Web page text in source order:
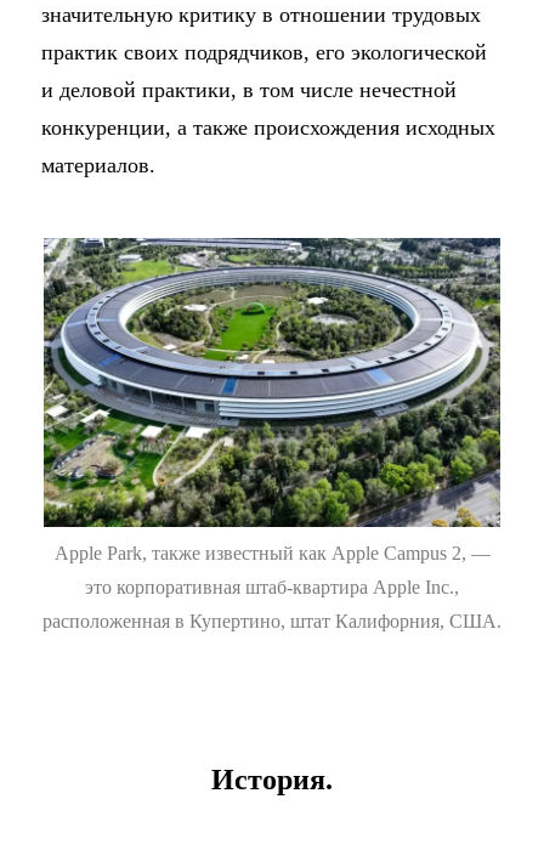
значительную критику в отношении трудовых
практик своих подрядчиков, его экологической
и деловой практики, в том числе нечестной
конкуренции, а также происхождения исходных
материалов.
Apple Park, также известный как Apple Campus 2, —
это корпоративная штаб-квартира Apple Inc.,
расположенная в Купертино, штат Калифорния, США.
История.